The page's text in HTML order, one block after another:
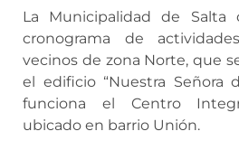
La Municipalidad de Salta
cronograma de
vecinos de zona Norte, que
el edificio “Nuestra Señora
funciona el Centro
ubicado en barrio Unión.